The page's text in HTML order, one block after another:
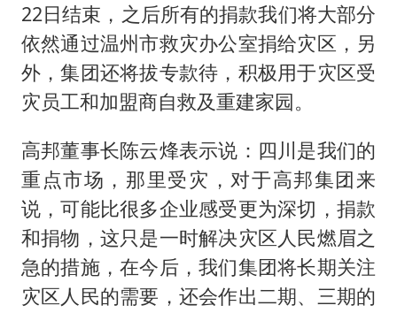
22日结束，之后所有的捐款我们将大部分
依然通过温州市救灾办公室捐给灾区，另
外，集团还将拔专款待，积极用于灾区受
灾员工和加盟商自救及重建家园。
高邦董事长陈云烽表示说：四川是我们的
重点市场，那里受灾，对于高邦集团来
说，可能比很多企业感受更为深切，捐款
和捐物，这只是一时解决灾区人民燃眉之
急的措施，在今后，我们集团将长期关注
灾区人民的需要，还会作出二期、三期的